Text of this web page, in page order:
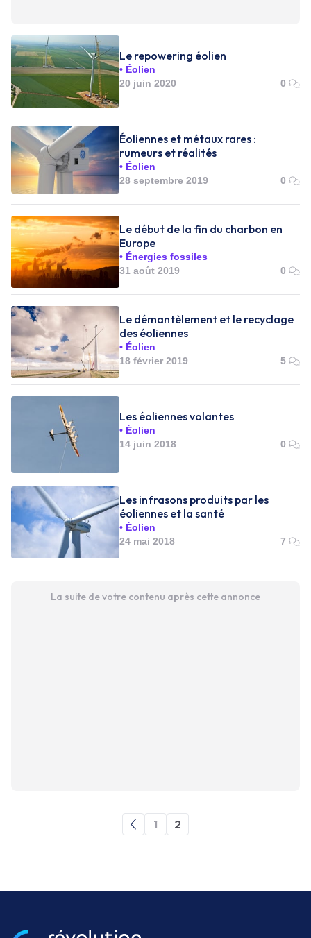
Le repowering éolien
Éolien
20 juin 2020
0
Éoliennes et métaux rares :
rumeurs et réalités
Éolien
28 septembre 2019
0
Le début de la fin du charbon en
Europe
Énergies fossiles
31 août 2019
0
Le démantèlement et le recyclage
des éoliennes
Éolien
18 février 2019
5
Les éoliennes volantes
Éolien
14 juin 2018
0
Les infrasons produits par les
éoliennes et la santé
Éolien
24 mai 2018
7
La suite de votre contenu après cette annonce
1 2